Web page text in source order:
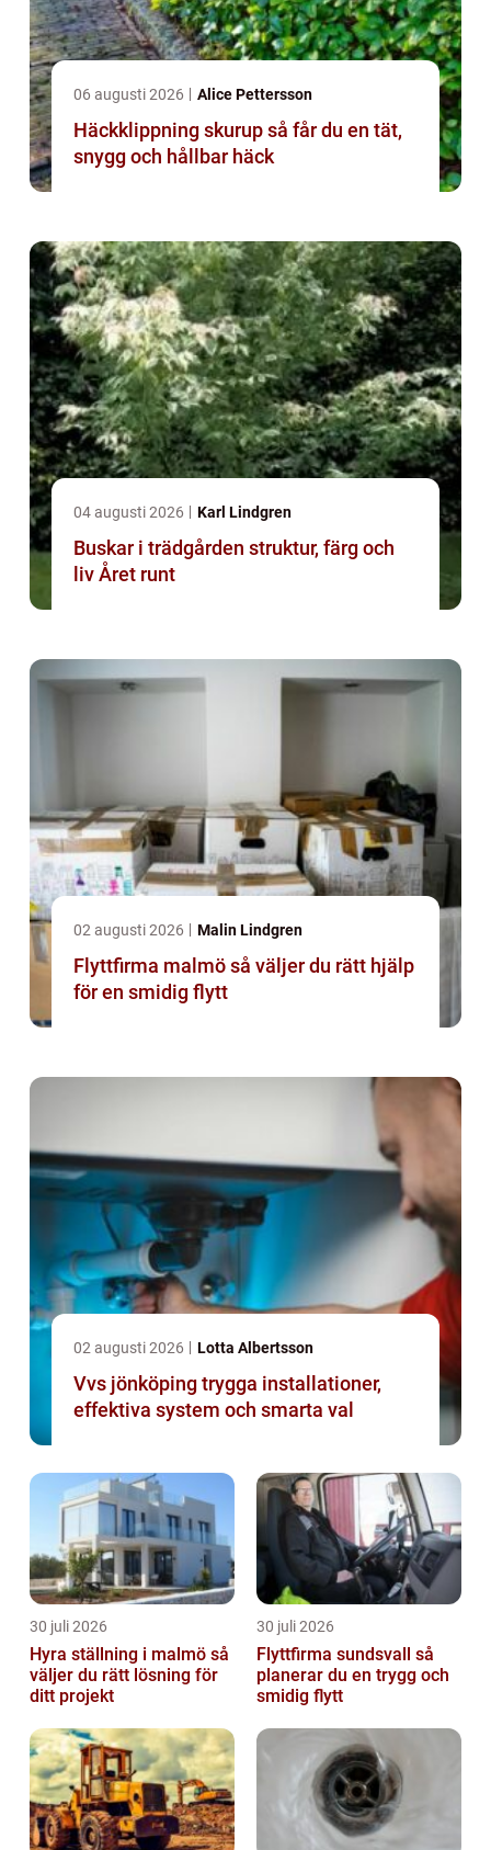
06 augusti 2026 Alice Pettersson
Häckklippning skurup så får du en tät,
snygg och hållbar häck
04 augusti 2026 Karl Lindgren
Buskar i trädgården struktur, färg och
liv Året runt
02 augusti 2026 Malin Lindgren
Flyttfirma malmö så väljer du rätt hjälp
för en smidig flytt
02 augusti 2026 Lotta Albertsson
Vvs jönköping trygga installationer,
effektiva system och smarta val
30 juli 2026
Hyra ställning i malmö så
väljer du rätt lösning för
ditt projekt
30 juli 2026
Flyttfirma sundsvall så
planerar du en trygg och
smidig flytt